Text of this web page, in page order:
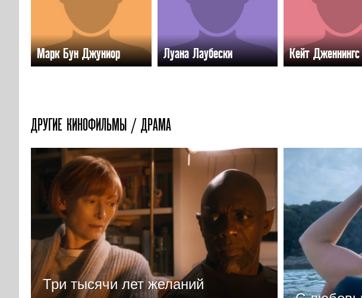
Марк Бун Джуниор Луана Лаубески Кейт Дженнингс
ДРУГИЕ КИНОФИЛЬМЫ / ДРАМА
Три тысячи лет желаний